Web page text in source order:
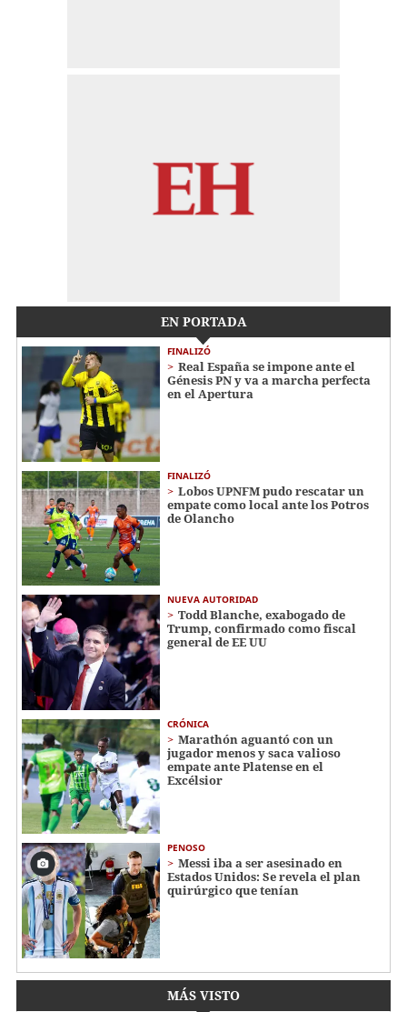
EN PORTADA
FINALIZÓ
Real España se impone ante el
Génesis PN y va a marcha perfecta
en el Apertura
FINALIZÓ
Lobos UPNFM pudo rescatar un
empate como local ante los Potros
de Olancho
NUEVA AUTORIDAD
Todd Blanche, exabogado de
Trump, confirmado como fiscal
general de EE UU
CRÓNICA
Marathón aguantó con un
jugador menos y saca valioso
empate ante Platense en el
Excélsior
PENOSO
Messi iba a ser asesinado en
Estados Unidos: Se revela el plan
quirúrgico que tenían
MÁS VISTO